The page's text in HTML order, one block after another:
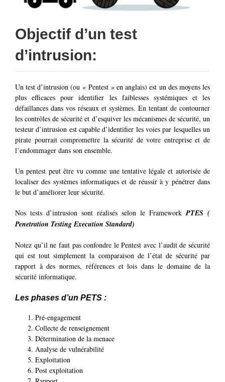
Objectif d’un test
d’intrusion:
Un test d’intrusion (ou « Pentest » en anglais) est un des moyens les
plus efficaces pour identifier les faiblesses systémiques et les
défaillances dans vos réseaux et systèmes. En tentant de contourner
les contrôles de sécurité et d’esquiver les mécanismes de sécurité, un
testeur d’intrusion est capable d’identifier les voies par lesquelles un
pirate pourrait compromettre la sécurité de votre entreprise et de
l’endommager dans son ensemble.
Un pentest peut être vu comme une tentative légale et autorisée de
localiser des systèmes informatiques et de réussir à y pénétrer dans
le but d’améliorer leur sécurité.
Nos tests d’intrusion sont réalisés selon le FrameworkPTES (
Penetration Testing Execution Standard)
Notez qu’il ne faut pas confondre le Pentest avec l’audit de sécurité
qui est tout simplement la comparaison de l’état de sécurité par
rapport à des normes, références et lois dans le domaine de la
sécurité informatique.
Les phases d’un PETS :
Pré-engagement
Collecte de renseignement
Détermination de la menace
Analyse de vulnérabilité
Exploitation
Post exploitation